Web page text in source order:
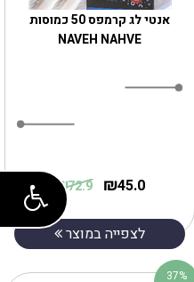
אנטי לג קרמפס 50 כמוסות
NAVEH NAHVE
45.0
₪
72.9
₪
לצפייה במוצר
37%